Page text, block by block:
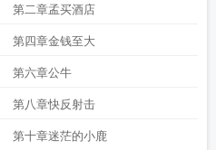
区商会走进智能制造园
江北中学
江北新区119消防宣传月启
天气预报15天江北希在荒原拍摄的节目叫
江北机场附近酒店哪家好又便宜
童家长讲座江北机场到重庆北站要多
第二章孟买酒店
第四章金钱至大
第六章公牛
第八章快反射击
第十章迷茫的小鹿